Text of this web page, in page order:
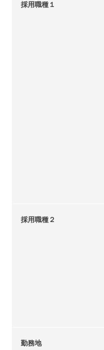
採用職種１
採用職種２
勤務地